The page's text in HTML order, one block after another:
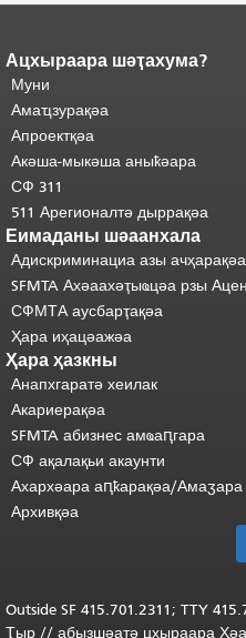
Ацхыраара шәҭахума?
Муни
Амаҵзурақәа
Апроектқәа
Акәша-мыкәша аныҟәара
СФ 311
511 Арегионалтә дыррақәа
Еимаданы шәаанхала
Адискриминациа азы ачҳарақәа
SFMTA Ахәаахәҭыҩцәа рзы
СФМТА аусбарҭақәа
Ҳара иҳацәажәа
Ҳара ҳазкны
Анапхгаратә хеилак
Акариерақәа
SFMTA абизнес амҩаԥгара
СФ ақалақьи акаунти
Ахархәара аԥҟарақәа/Амаӡара
Архивқәа
Outside SF 415.701.2311; TTY
абызшәатә цхыраара
/
Ҭыр /